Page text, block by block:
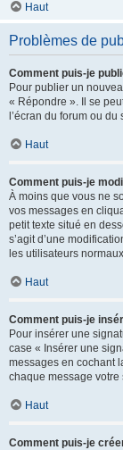
Haut
Problèmes de
Comment puis-je
Pour publier un
« Répondre ». Il se
l’écran du forum ou
Haut
Comment puis-je
À moins que vous ne
vos messages en
petit texte situé en
s’agit d’une
les utilisateurs
Haut
Comment puis-je
Pour insérer une
case « Insérer une
messages en cochant
chaque message votre
Haut
Comment puis-je